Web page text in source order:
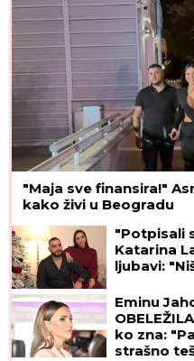
"Maja sve finansira!"
kako živi u Beogradu
"Potpisali
Katarina
ljubavi:
Eminu
ko zna:
strašno